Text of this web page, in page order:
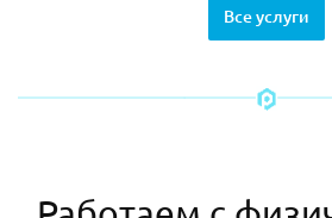
Все услуги